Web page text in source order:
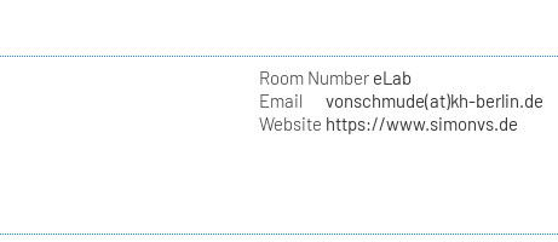
Room NumbereLab
Email
vonschmude(at)kh-berlin.de
Website https://www.simonvs.de